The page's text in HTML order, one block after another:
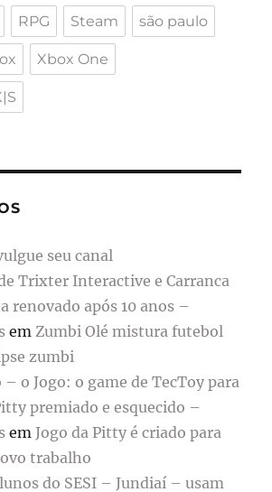
RPG Steam são paulo
Xbox One
seu canal
Trixter Interactive e Carranca
renovado após 10 anos –
em Zumbi Olé mistura futebol
zumbi
o Jogo: o game de TecToy para
premiado e esquecido –
em Jogo da Pitty é criado para
trabalho
do SESI – Jundiaí – usam